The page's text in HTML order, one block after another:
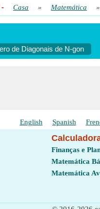
- Casa » Matemática »
de Diagonais de N-gon
English Spanish
Finanças e
Matemática
Matemática